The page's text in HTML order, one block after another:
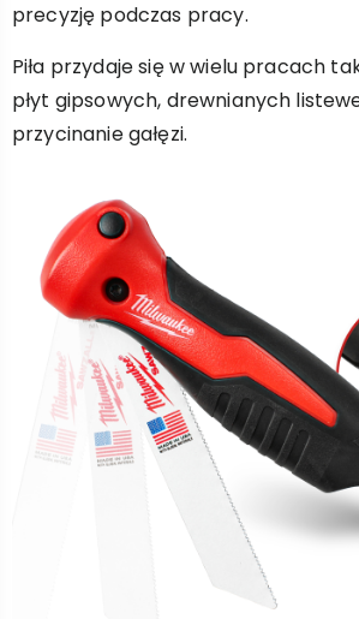
precyzję podczas pracy.
Piła przydaje się w wielu pracach
płyt gipsowych, drewnianych
przycinanie gałęzi.